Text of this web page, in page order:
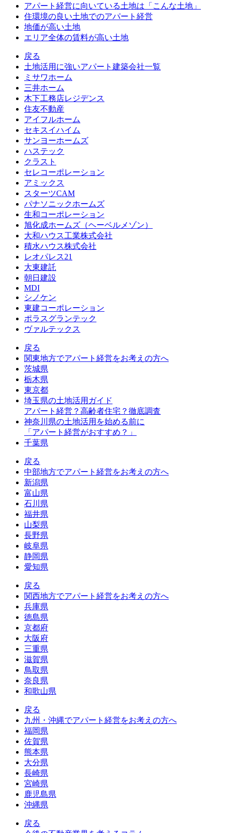
アパート経営に向いている土地は「こんな土地」
住環境の良い土地でのアパート経営
地価が高い土地
エリア全体の賃料が高い土地
戻る
土地活用に強いアパート建築会社一覧
ミサワホーム
三井ホーム
木下工務店レジデンス
住友不動産
アイフルホーム
セキスイハイム
サンヨーホームズ
ハステック
クラスト
セレコーポレーション
アミックス
スターツCAM
パナソニックホームズ
生和コーポレーション
旭化成ホームズ（ヘーベルメゾン）
大和ハウス工業株式会社
積水ハウス株式会社
レオパレス21
大東建託
朝日建設
MDI
シノケン
東建コーポレーション
ポラスグランテック
ヴァルテックス
戻る
関東地方でアパート経営をお考えの方へ
茨城県
栃木県
東京都
埼玉県の土地活用ガイド
アパート経営？高齢者住宅？徹底調査
神奈川県の土地活用を始める前に
「アパート経営がおすすめ？」
千葉県
戻る
中部地方でアパート経営をお考えの方へ
新潟県
富山県
石川県
福井県
山梨県
長野県
岐阜県
静岡県
愛知県
戻る
関西地方でアパート経営をお考えの方へ
兵庫県
徳島県
京都府
大阪府
三重県
滋賀県
鳥取県
奈良県
和歌山県
戻る
九州・沖縄でアパート経営をお考えの方へ
福岡県
佐賀県
熊本県
大分県
長崎県
宮崎県
鹿児島県
沖縄県
戻る